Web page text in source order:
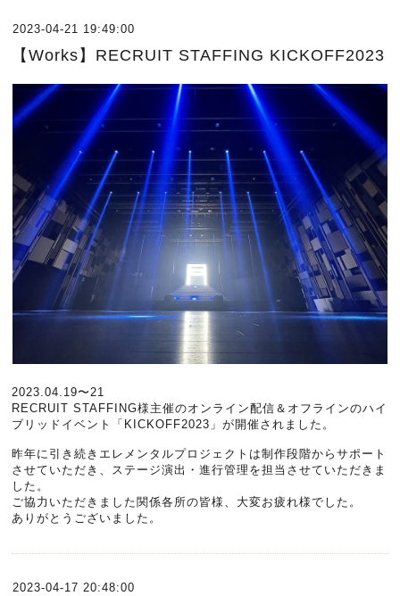
2023-04-21 19:49:00
【Works】RECRUIT STAFFING KICKOFF2023
2023.04.19〜21
RECRUIT STAFFING様主催のオンライン配信＆オフラインのハイ
ブリッドイベント「KICKOFF2023」が開催されました。
昨年に引き続きエレメンタルプロジェクトは制作段階からサポート
させていただき、ステージ演出・進行管理を担当させていただきま
した。
ご協力いただきました関係各所の皆様、大変お疲れ様でした。
ありがとうございました。
2023-04-17 20:48:00